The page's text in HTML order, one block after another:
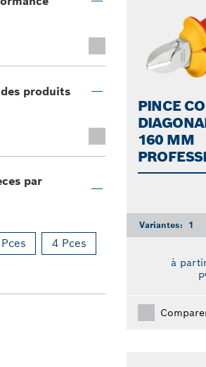
produits
par
4 Pces
PINCE
160 MM
Variantes: 1
à